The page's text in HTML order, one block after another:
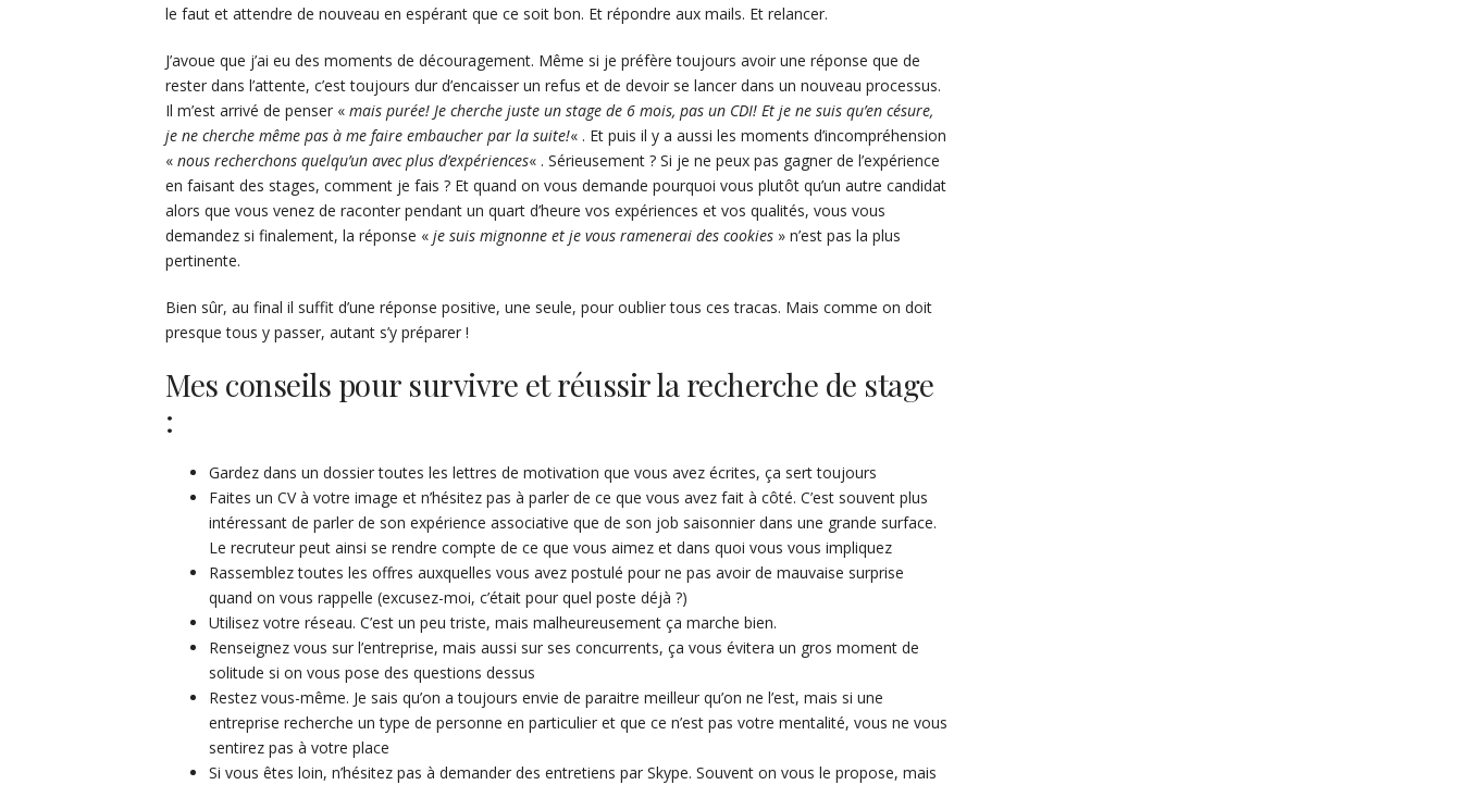
le faut et attendre de nouveau en espérant que ce soit bon. Et répondre aux mails. Et relancer.
J’avoue que j’ai eu des moments de découragement. Même si je préfère toujours avoir une réponse que de
rester dans l’attente, c’est toujours dur d’encaisser un refus et de devoir se lancer dans un nouveau processus.
Il m’est arrivé de penser « mais purée! Je cherche juste un stage de 6 mois, pas un CDI! Et je ne suis qu’en césure,
je ne cherche même pas à me faire embaucher par la suite!« . Et puis il y a aussi les moments d’incompréhension
« nous recherchons quelqu’un avec plus d’expériences« . Sérieusement ? Si je ne peux pas gagner de l’expérience
en faisant des stages, comment je fais ? Et quand on vous demande pourquoi vous plutôt qu’un autre candidat
alors que vous venez de raconter pendant un quart d’heure vos expériences et vos qualités, vous vous
demandez si finalement, la réponse « je suis mignonne et je vous ramenerai des cookies » n’est pas la plus
pertinente.
Bien sûr, au final il suffit d’une réponse positive, une seule, pour oublier tous ces tracas. Mais comme on doit
presque tous y passer, autant s’y préparer !
Mes conseils pour survivre et réussir la recherche de stage
:
Gardez dans un dossier toutes les lettres de motivation que vous avez écrites, ça sert toujours
Faites un CV à votre image et n’hésitez pas à parler de ce que vous avez fait à côté. C’est souvent plus
intéressant de parler de son expérience associative que de son job saisonnier dans une grande surface.
Le recruteur peut ainsi se rendre compte de ce que vous aimez et dans quoi vous vous impliquez
Rassemblez toutes les offres auxquelles vous avez postulé pour ne pas avoir de mauvaise surprise
quand on vous rappelle (excusez-moi, c’était pour quel poste déjà ?)
Utilisez votre réseau. C’est un peu triste, mais malheureusement ça marche bien.
Renseignez vous sur l’entreprise, mais aussi sur ses concurrents, ça vous évitera un gros moment de
solitude si on vous pose des questions dessus
Restez vous-même. Je sais qu’on a toujours envie de paraitre meilleur qu’on ne l’est, mais si une
entreprise recherche un type de personne en particulier et que ce n’est pas votre mentalité, vous ne vous
sentirez pas à votre place
Si vous êtes loin, n’hésitez pas à demander des entretiens par Skype. Souvent on vous le propose, mais